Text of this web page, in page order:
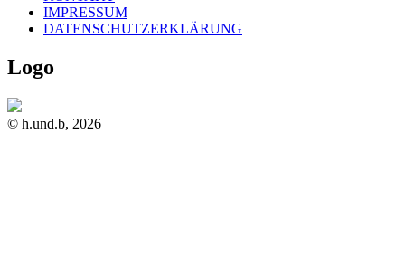
IMPRESSUM
DATENSCHUTZERKLÄRUNG
Logo
© h.und.b, 2026